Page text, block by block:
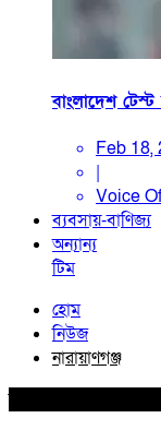
বাংলাদেশ
Feb 18,
|
Voice
ব্যবসায়-বাণিজ্য
অন্যান্য
টিম
হোম
নিউজ
নারায়াণগঞ্জ